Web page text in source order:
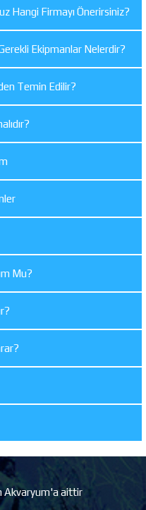
Hangi Firmayı Önerirsiniz?
Ekipmanlar Nelerdir?
Temin Edilir?
Mu?
Akvaryum'a aittir